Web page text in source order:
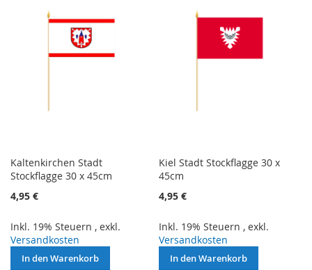
HINZUFÜGEN
Kaltenkirchen Stadt
Stockflagge 30 x 45cm
4,95 €
Inkl. 19% Steuern , exkl.
Versandkosten
In den Warenkorb
Kiel Stadt Stockflagge 30 x
45cm
4,95 €
Inkl. 19% Steuern ,exkl.
Versandkosten
In den Warenkorb